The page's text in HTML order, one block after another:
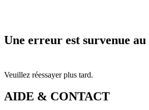
Une erreur est survenue
Veuillez réessayer plus tard.
AIDE & CONTACT